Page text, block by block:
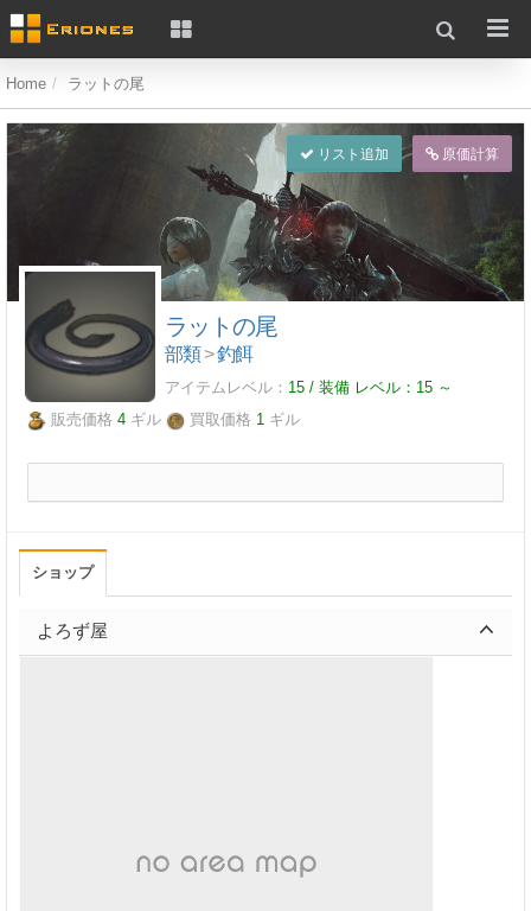
Home ラットの尾
リスト追加 原価計算
ラットの尾
部類>釣餌
アイテムレベル： 15 / 装備 レベル： 15 ～
販売価格 4 ギル 買取価格 1 ギル
ショップ
よろず屋